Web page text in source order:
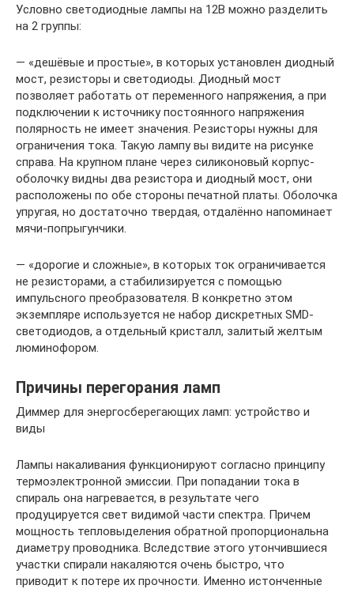
Условно светодиодные лампы на 12В можно разделить
на 2 группы:
— «дешёвые и простые», в которых установлен диодный
мост, резисторы и светодиоды. Диодный мост
позволяет работать от переменного напряжения, а при
подключении к источнику постоянного напряжения
полярность не имеет значения. Резисторы нужны для
ограничения тока. Такую лампу вы видите на рисунке
справа. На крупном плане через силиконовый корпус-
оболочку видны два резистора и диодный мост, они
расположены по обе стороны печатной платы. Оболочка
упругая, но достаточно твердая, отдалённо напоминает
мячи-попрыгунчики.
— «дорогие и сложные», в которых ток ограничивается
не резисторами, а стабилизируется с помощью
импульсного преобразователя. В конкретно этом
экземпляре используется не набор дискретных SMD-
светодиодов, а отдельный кристалл, залитый желтым
люминофором.
Причины перегорания ламп
Диммер для энергосберегающих ламп: устройство и
виды
Лампы накаливания функционируют согласно принципу
термоэлектронной эмиссии. При попадании тока в
спираль она нагревается, в результате чего
продуцируется свет видимой части спектра. Причем
мощность тепловыделения обратной пропорциональна
диаметру проводника. Вследствие этого утончившиеся
участки спирали накаляются очень быстро, что
приводит к потере их прочности. Именно истонченные